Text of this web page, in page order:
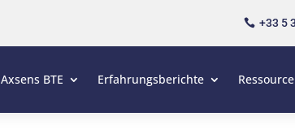
 +33 5
Axsens BTE Erfahrungsberichte